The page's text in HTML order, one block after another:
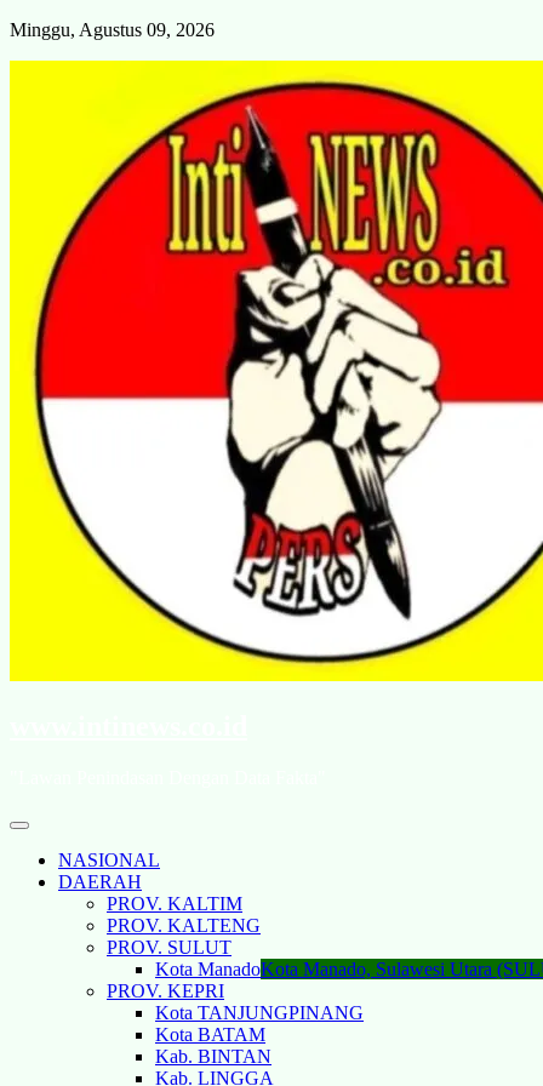
Skip
Minggu, Agustus 09, 2026
NASIONAL
DAERAH
PROV. KALTIM
PROV. KALTENG
PROV. SULUT
Kota ManadoKota Manado, Sulawesi Utara
PROV. KEPRI
Kota TANJUNGPINANG
Kota BATAM
Kab. BINTAN
Kab. LINGGA